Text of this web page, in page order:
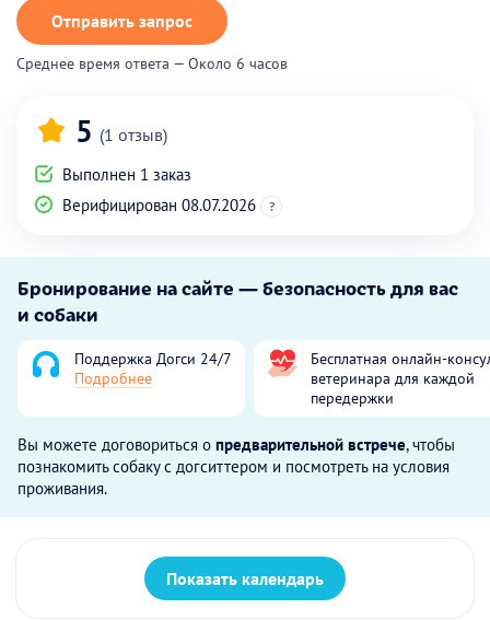
Отправить запрос
Среднее время ответа — Около 6 часов
5 (1 отзыв)
Выполнен 1 заказ
Верифицирован 08.07.2026
?
Бронирование на сайте — безопасность для вас
и собаки
Поддержка Догси 24/7
Подробнее
Бесплатная онлайн-
ветеринара для каждой
передержки
Вы можете договориться о предварительной встрече, чтобы
познакомить собаку с догситтером и посмотреть на условия
проживания.
Показать календарь